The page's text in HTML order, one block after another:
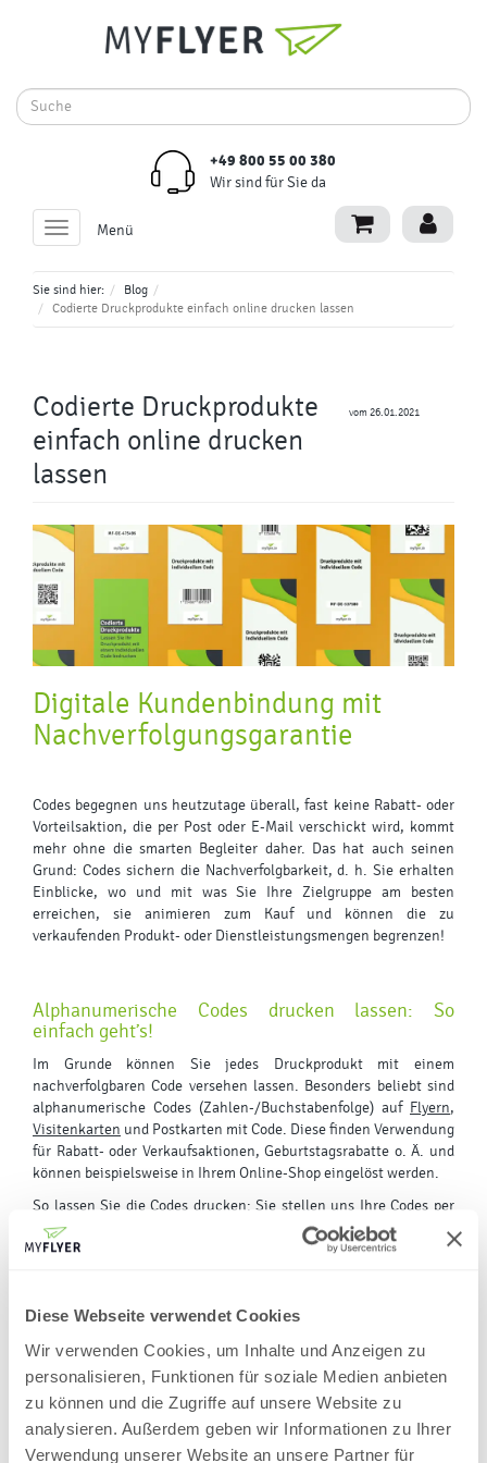
Diese Webseite verwendet Cookies
Wir verwenden Cookies, um Inhalte und Anzeigen zu
personalisieren, Funktionen für soziale Medien anbieten
zu können und die Zugriffe auf unsere Website zu
analysieren. Außerdem geben wir Informationen zu Ihrer
Verwendung unserer Website an unsere Partner für
+49 800 55 00 380
Wir sind für Sie da
Toggle
navigation
Menü
Sie sind hier:
Blog
Codierte Druckprodukte einfach online drucken lassen
Codierte Druckprodukte
einfach online drucken
lassen
vom 26.01.2021
Digitale Kundenbindung mit
Nachverfolgungsgarantie
Codes begegnen uns heutzutage überall, fast keine Rabatt- oder
Vorteilsaktion, die per Post oder E-Mail verschickt wird, kommt
mehr ohne die smarten Begleiter daher. Das hat auch seinen
Grund: Codes sichern die Nachverfolgbarkeit, d. h. Sie erhalten
Einblicke, wo und mit was Sie Ihre Zielgruppe am besten
erreichen, sie animieren zum Kauf und können die zu
verkaufenden Produkt- oder Dienstleistungsmengen begrenzen!
Alphanumerische Codes drucken lassen: So
einfach geht’s!
Im Grunde können Sie jedes Druckprodukt mit einem
nachverfolgbaren Code versehen lassen. Besonders beliebt sind
alphanumerische Codes (Zahlen-/Buchstabenfolge) auf Flyern,
Visitenkarten und Postkarten mit Code. Diese finden Verwendung
für Rabatt- oder Verkaufsaktionen, Geburtstagsrabatte o. Ä. und
können beispielsweise in Ihrem Online-Shop eingelöst werden.
So lassen Sie die Codes drucken: Sie stellen uns Ihre Codes per
Tabelle zur Verfügung – wir wickeln den fachgerechten Druck ab.
Mehr ist nicht zu tun! Sollten Sie dennoch unsicher sein oder
Welche Arten von Codes kann man online bei
myflyer.de drucken lassen?
Bei uns können Sie jede Art von Code auf Ihre Produkte drucken